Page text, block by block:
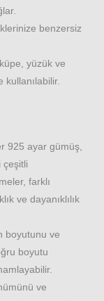
benzersiz
yüzük ve
kullanılabilir.
925 ayar gümüş,
çeşitli
farklı
ve dayanıklılık
boyutunu ve
boyutu
ve